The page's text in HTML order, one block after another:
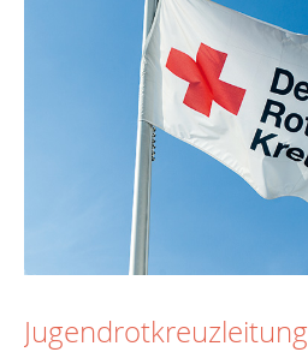
Jugendrotkreuzleitung